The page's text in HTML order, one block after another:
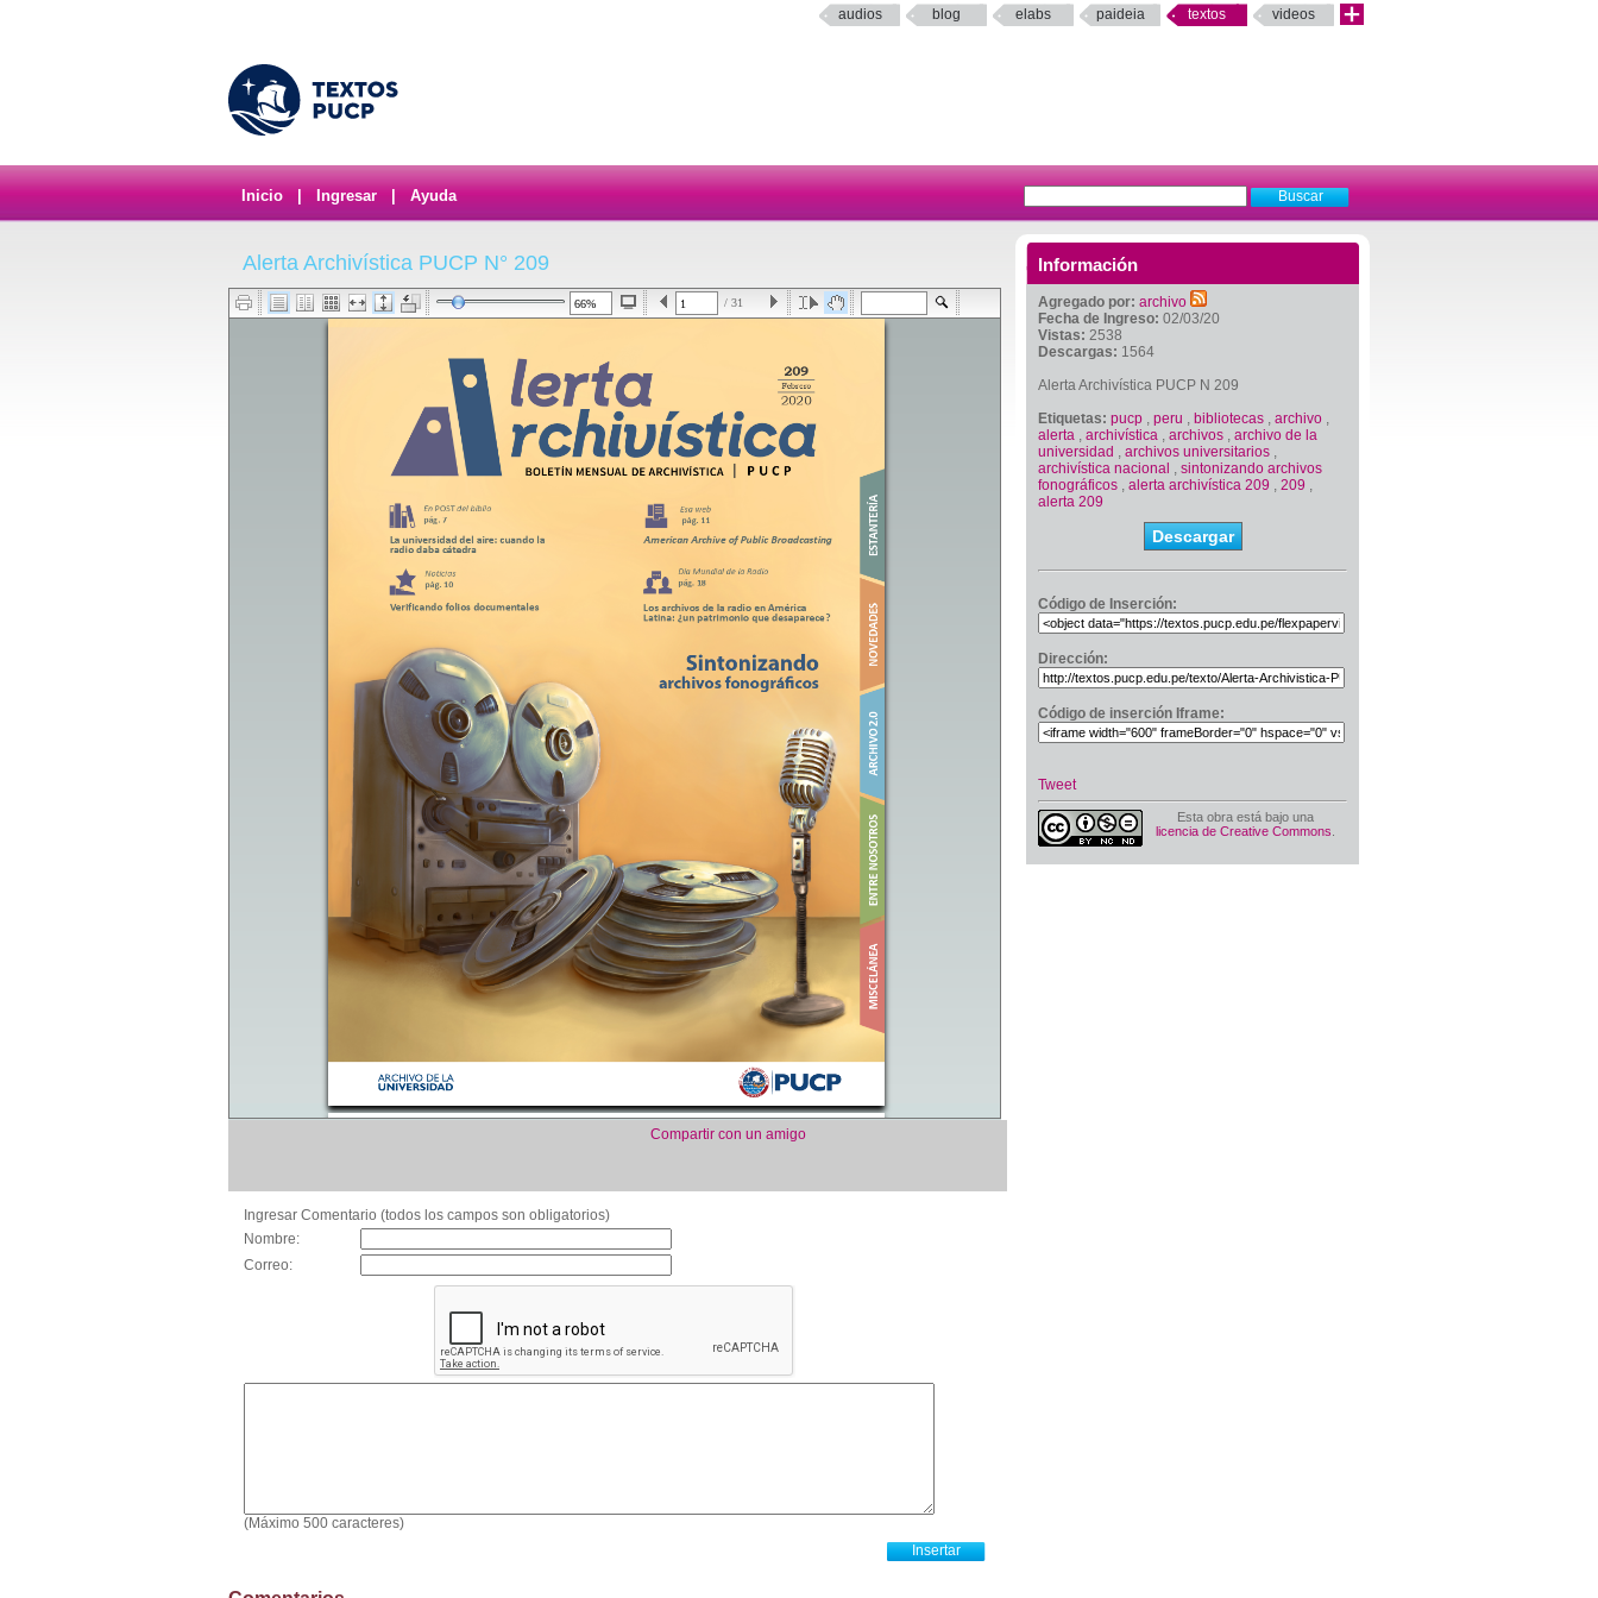
audios blog elabs paideia textos videos
Inicio Ingresar Ayuda
Información
Agregado por: archivo
Fecha de Ingreso: 02/03/20
Vistas: 2538
Descargas: 1564
Alerta Archivística PUCP N 209
Etiquetas: pucp , peru , bibliotecas , archivo ,
alerta , archivística , archivos , archivo de la
universidad , archivos universitarios ,
archivística nacional , sintonizando archivos
fonográficos , alerta archivística 209 , 209 ,
alerta 209
Descargar
Código de Inserción:
Dirección:
Código de inserción Iframe:
Tweet
Esta obra está bajo una
licencia de Creative Commons
Alerta Archivística PUCP N° 209
/ 31
Compartir con un amigo
Ingresar Comentario (todos los campos son obligatorios)
Nombre:
Correo:
(Máximo 500 caracteres)